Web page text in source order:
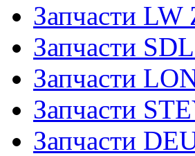
Запчасти LW
Запчасти
Запчасти
Запчасти
Запчасти